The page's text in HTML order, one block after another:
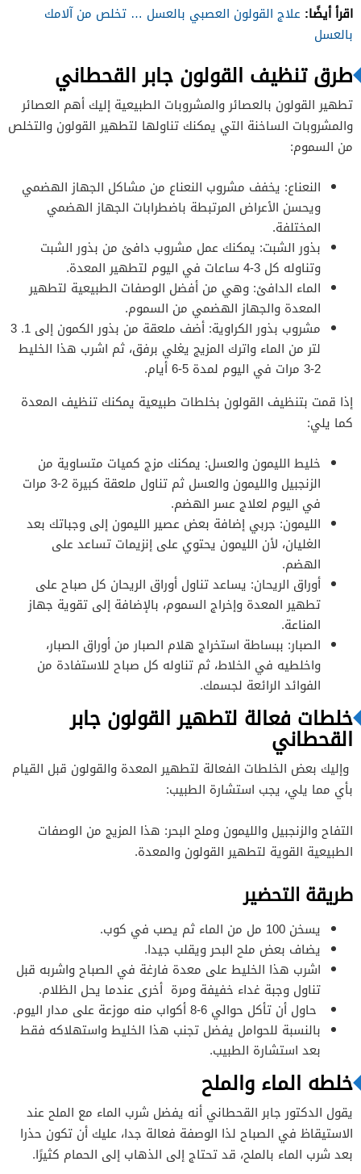
اقرأ أيضًا: علاج القولون العصبي بالعسل … تخلص من آلامك
بالعسل
طرق تنظيف القولون جابر القحطاني
تطهير القولون بالعصائر والمشروبات الطبيعية إليك أهم العصائر
والمشروبات الساخنة التي يمكنك تناولها لتطهير القولون والتخلص
من السموم:
النعناع: يخفف مشروب النعناع من مشاكل الجهاز الهضمي
ويحسن الأعراض المرتبطة باضطرابات الجهاز الهضمي
المختلفة.
بذور الشبت: يمكنك عمل مشروب دافئ من بذور الشبت
وتناوله كل 3-4 ساعات في اليوم لتطهير المعدة.
الماء الدافئ: وهي من أفضل الوصفات الطبيعية لتطهير
المعدة والجهاز الهضمي من السموم.
مشروب بذور الكراوية: أضف ملعقة من بذور الكمون إلى 1. 3
لتر من الماء واترك المزيج يغلي برفق، ثم اشرب هذا الخليط
2-3 مرات في اليوم لمدة 5-6 أيام.
إذا قمت بتنظيف القولون بخلطات طبيعية يمكنك تنظيف المعدة
كما يلي:
خليط الليمون والعسل: يمكنك مزج كميات متساوية من
الزنجبيل والليمون والعسل ثم تناول ملعقة كبيرة 2-3 مرات
في اليوم لعلاج عسر الهضم.
الليمون: جربي إضافة بعض عصير الليمون إلى وجباتك بعد
الغليان، لأن الليمون يحتوي على إنزيمات تساعد على
الهضم.
أوراق الريحان: يساعد تناول أوراق الريحان كل صباح على
تطهير المعدة وإخراج السموم، بالإضافة إلى تقوية جهاز
المناعة.
الصبار: ببساطة استخراج هلام الصبار من أوراق الصبار،
واخلطيه في الخلاط، ثم تناوله كل صباح للاستفادة من
الفوائد الرائعة لجسمك.
خلطات فعالة لتطهير القولون جابر
القحطاني
وإليك بعض الخلطات الفعالة لتطهير المعدة والقولون قبل القيام
بأي مما يلي، يجب استشارة الطبيب:
التفاح والزنجبيل والليمون وملح البحر: هذا المزيج من الوصفات
الطبيعية القوية لتطهير القولون والمعدة.
طريقة التحضير
يسخن 100 مل من الماء ثم يصب في كوب.
يضاف بعض ملح البحر ويقلب جيدا.
اشرب هذا الخليط على معدة فارغة في الصباح واشربه قبل
تناول وجبة غداء خفيفة ومرة أخرى عندما يحل الظلام.
حاول أن تأكل حوالي 6-8 أكواب منه موزعة على مدار اليوم.
بالنسبة للحوامل يفضل تجنب هذا الخليط واستهلاكه فقط
بعد استشارة الطبيب.
خلطه الماء والملح
يقول الدكتور جابر القحطاني أنه يفضل شرب الماء مع الملح عند
الاستيقاظ في الصباح لذا الوصفة فعالة جدا، عليك أن تكون حذرا
بعد شرب الماء بالملح، قد تحتاج إلى الذهاب إلى الحمام كثيرًا.